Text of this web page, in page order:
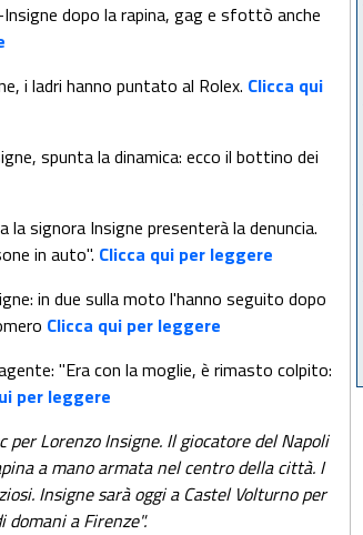
dopo la rapina, gag e sfottò anche
i ladri hanno puntato al Rolex. Clicca qui
spunta la dinamica: ecco il bottino dei
la signora Insigne presenterà la denuncia.
in auto". Clicca qui per leggere
in due sulla moto l'hanno seguito dopo
Clicca qui per leggere
"Era con la moglie, è rimasto colpito:
per leggere
per Lorenzo Insigne. Il giocatore del Napoli
a mano armata nel centro della città. I
Insigne sarà oggi a Castel Volturno per
a Firenze".